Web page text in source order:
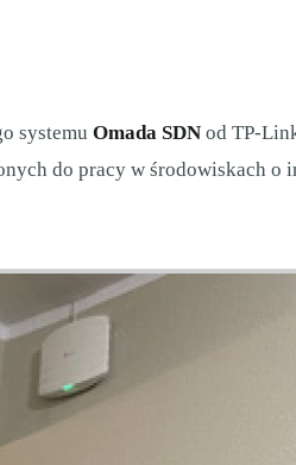
systemu Omada SDN od TP-
do pracy w środowiskach o